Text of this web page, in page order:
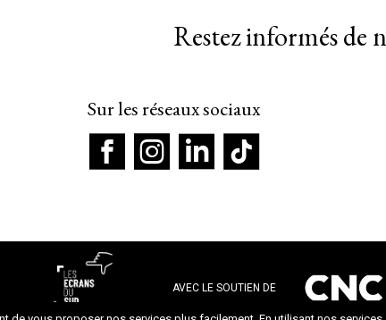
Restez informés de
Sur les réseaux sociaux
AVEC LE SOUTIEN DE